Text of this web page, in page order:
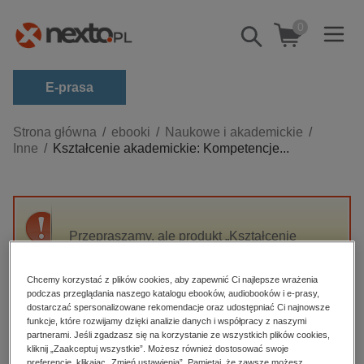
Pokaż/schowaj
wyszukiwarkę
0
E-prasa
Kategorie
Zobacz wszystkie E-prasa
budownictwo, aranżacja wnętrz
darmowe wydania
edukacja
hobby, sport, rozrywka
komputery, internet, technologie, informatyka
Strona główna ebooki
Naukowe i akademickie
Inne
Kształcenie akademickie: Kompetencje...
Przepraszamy, ale produkt „Kształcenie
wyższej” nie jest dostępny.
High-contrast mode
Chcemy korzystać z plików cookies, aby zapewnić Ci najlepsze wrażenia
podczas przeglądania naszego katalogu ebooków, audiobooków i e-prasy,
dostarczać spersonalizowane rekomendacje oraz udostępniać Ci najnowsze
funkcje, które rozwijamy dzięki analizie danych i współpracy z naszymi
partnerami. Jeśli zgadzasz się na korzystanie ze wszystkich plików cookies,
kliknij „Zaakceptuj wszystkie”. Możesz również dostosować swoje